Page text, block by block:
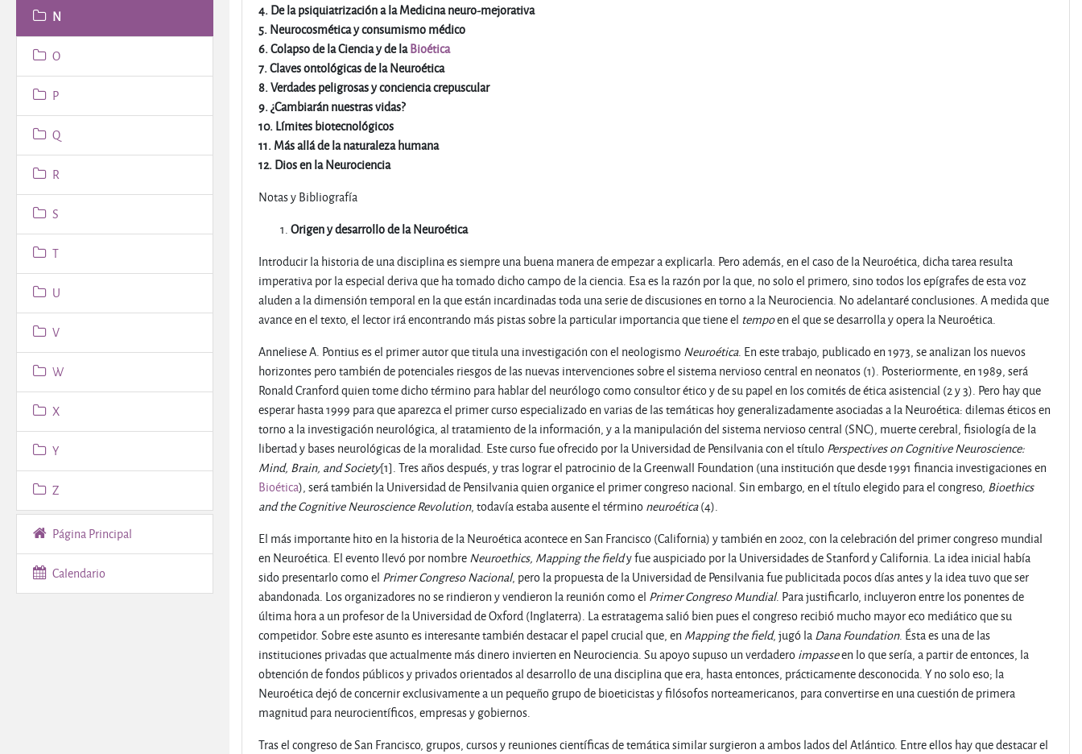
4. De la psiquiatrización a la Medicina neuro-mejorativa
5. Neurocosmética y consumismo médico
6. Colapso de la Ciencia y de laBioética
7. Claves ontológicas de la Neuroética
8. Verdades peligrosas y conciencia crepuscular
9. ¿Cambiarán nuestras vidas?
10. Límites biotecnológicos
11. Más allá de la naturaleza humana
12. Dios en la Neurociencia
Notas y Bibliografía
Origen y desarrollo de la Neuroética
Introducir la historia de una disciplina es siempre una buena manera de empezar a explicarla. Pero además, en el caso de la Neuroética, dicha tarea resulta
imperativa por la especial deriva que ha tomado dicho campo de la ciencia. Esa es la razón por la que, no solo el primero, sino todos los epígrafes de esta voz
aluden a la dimensión temporal en la que están incardinadas toda una serie de discusiones en torno a la Neurociencia. No adelantaré conclusiones. A medida que
avance en el texto, el lector irá encontrando más pistas sobre la particular importancia que tiene el tempoen el que se desarrolla y opera la Neuroética.
Anneliese A. Pontius es el primer autor que titula una investigación con el neologismo Neuroética. En este trabajo, publicado en 1973, se analizan los nuevos
horizontes pero también de potenciales riesgos de las nuevas intervenciones sobre el sistema nervioso central en neonatos (1). Posteriormente, en 1989, será
Ronald Cranford quien tome dicho término para hablar del neurólogo como consultor ético y de su papel en los comités de ética asistencial (2 y 3). Pero hay que
esperar hasta 1999 para que aparezca el primer curso especializado en varias de las temáticas hoy generalizadamente asociadas a la Neuroética: dilemas éticos en
torno a la investigación neurológica, al tratamiento de la información, y a la manipulación del sistema nervioso central (SNC), muerte cerebral, fisiología de la
libertad y bases neurológicas de la moralidad. Este curso fue ofrecido por la Universidad de Pensilvania con el título Perspectives on Cognitive Neuroscience:
Mind, Brain, and Society[1]. Tres años después, y tras lograr el patrocinio de la Greenwall Foundation (una institución que desde 1991 financia investigaciones en
Bioética), será también la Universidad de Pensilvania quien organice el primer congreso nacional. Sin embargo, en el título elegido para el congreso, Bioethics
and the Cognitive Neuroscience Revolution, todavía estaba ausente el término neuroética(4).
El más importante hito en la historia de la Neuroética acontece en San Francisco (California) y también en 2002, con la celebración del primer congreso mundial
en Neuroética. El evento llevó por nombreNeuroethics, Mapping the fieldy fue auspiciado por la Universidades de Stanford y California. La idea inicial había
sido presentarlo como el Primer Congreso Nacional, pero la propuesta de la Universidad de Pensilvania fue publicitada pocos días antes y la idea tuvo que ser
abandonada. Los organizadores no se rindieron y vendieron la reunión como el Primer Congreso Mundial. Para justificarlo, incluyeron entre los ponentes de
última hora a un profesor de la Universidad de Oxford (Inglaterra). La estratagema salió bien pues el congreso recibió mucho mayor eco mediático que su
competidor. Sobre este asunto es interesante también destacar el papel crucial que, en Mapping the field, jugó laDana Foundation. Ésta es una de las
instituciones privadas que actualmente más dinero invierten en Neurociencia. Su apoyo supuso un verdadero impasseen lo que sería, a partir de entonces, la
obtención de fondos públicos y privados orientados al desarrollo de una disciplina que era, hasta entonces, prácticamente desconocida. Y no solo eso; la
Neuroética dejó de concernir exclusivamente a un pequeño grupo de bioeticistas y filósofos norteamericanos, para convertirse en una cuestión de primera
magnitud para neurocientíficos, empresas y gobiernos.
Tras el congreso de San Francisco, grupos, cursos y reuniones científicas de temática similar surgieron a ambos lados del Atlántico. Entre ellos hay que destacar el
N
O
P
Q
R
S
T
U
V
W
X
Y
Z
Página Principal
Calendario